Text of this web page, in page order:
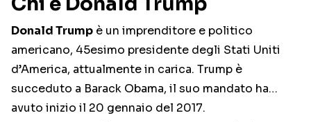
Donald Trump è un imprenditore e politico
americano, 45esimo presidente degli Stati Uniti
d’America, attualmente in carica. Trump è
succeduto a Barack Obama, il suo mandato ha
avuto inizio il 20 gennaio del 2017.